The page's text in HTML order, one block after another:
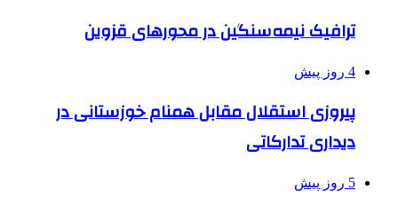
ترافیک نیمه‌سنگین در محورهای قزوین
4 روز پیش
پیروزی استقلال مقابل همنام خوزستانی در
دیداری تدارکاتی
5 روز پیش